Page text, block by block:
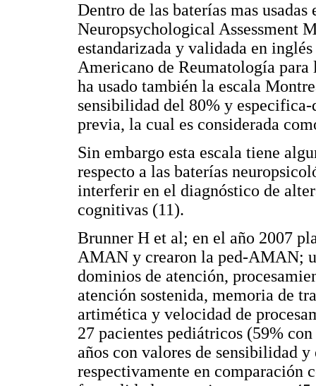
Dentro de las baterías mas
Neuropsychological Assessment
estandarizada y validada en
Americano de Reumatología
ha usado también la escala
sensibilidad del 80% y
previa, la cual es considerada
Sin embargo esta escala tiene
respecto a las baterías
interferir en el diagnóstico de
cognitivas (11).
Brunner H et al; en el año 2007
AMAN y crearon la ped-AMAN;
dominios de atención,
atención sostenida, memoria de
artimética y velocidad de
27 pacientes pediátricos (59%
años con valores de sensibilidad
respectivamente en comparación